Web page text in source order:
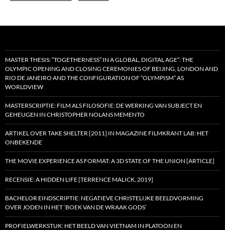
MASTER THESIS: “TOGETHERNESS” IN A GLOBAL, DIGITAL AGE”: THE
OLYMPIC OPENING AND CLOSING CEREMONIES OF BEIJING, LONDON AND
RIO DE JANEIRO AND THE CONFIGURATION OF “OLYMPISM” AS
WORLDVIEW
MASTERSCRIPTIE: FILM ALS FILOSOFIE: DE WERKING VAN SUBJECT EN
GEHEUGEN IN CHRISTOPHER NOLANS MEMENTO
ARTIKEL OVER TAKE SHELTER [2011] IN MAGAZINE FILMKRANT LAB: HET
ONBEKENDE
THE MOVIE EXPERIENCE AS FORMAT: A 3D STATE OF THE UNION [ARTICLE]
RECENSIE: A HIDDEN LIFE [TERRENCE MALICK, 2019]
BACHELOR EINDSCRIPTIE: NEGATIEVE CHRISTELIJKE BEELDVORMING
OVER JODEN IN HET ‘BOEK VAN DE WRAAK GODS’
PROFIELWERKSTUK: HET BEELD VAN VIETNAM IN PLATOON EN